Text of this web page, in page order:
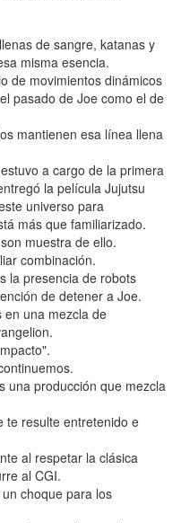
de sangre, katanas y
misma esencia.
de movimientos dinámicos
pasado de Joe como el de
mantienen esa línea llena
a cargo de la primera
la película Jujutsu
universo para
más que familiarizado.
muestra de ello.
combinación.
la presencia de robots
de detener a Joe.
en una mezcla de
una producción que mezcla
te resulte entretenido e
al respetar la clásica
al CGI.
choque para los